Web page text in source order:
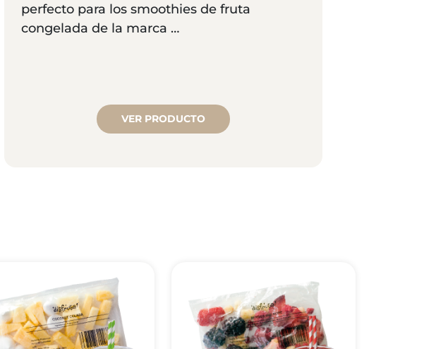
perfecto para los smoothies de fruta
congelada de la marca …
VER PRODUCTO